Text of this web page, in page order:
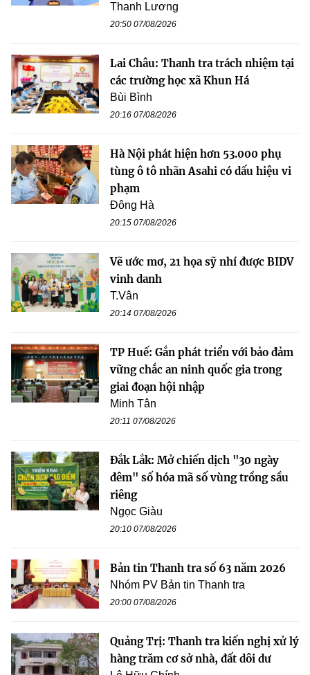
Thanh Lương
20:50 07/08/2026
Lai Châu: Thanh tra trách nhiệm tại
các trường học xã Khun Há
Bùi Bình
20:16 07/08/2026
Hà Nội phát hiện hơn 53.000 phụ
tùng ô tô nhãn Asahi có dấu hiệu vi
phạm
Đông Hà
20:15 07/08/2026
Vẽ ước mơ, 21 họa sỹ nhí được BIDV
vinh danh
T.Vân
20:14 07/08/2026
TP Huế: Gắn phát triển với bảo đảm
vững chắc an ninh quốc gia trong
giai đoạn hội nhập
Minh Tân
20:11 07/08/2026
Đắk Lắk: Mở chiến dịch "30 ngày
đêm" số hóa mã số vùng trồng sầu
riêng
Ngọc Giàu
20:10 07/08/2026
Bản tin Thanh tra số 63 năm 2026
Nhóm PV Bản tin Thanh tra
20:00 07/08/2026
Quảng Trị: Thanh tra kiến nghị xử lý
hàng trăm cơ sở nhà, đất dôi dư